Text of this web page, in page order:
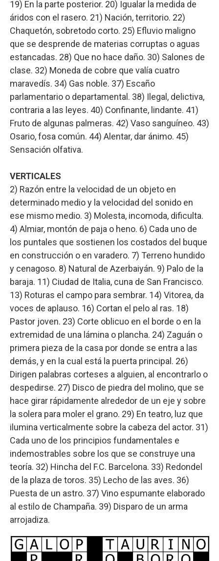
19) En la parte posterior. 20) Igualar la medida de
áridos con el rasero. 21) Nación, territorio. 22)
Chaquetón, sobretodo corto. 25) Efluvio maligno
que se desprende de materias corruptas o aguas
estancadas. 28) Que no hace daño. 30) Salones de
clase. 32) Moneda de cobre que valía cuatro
maravedís. 34) Gas noble. 37) Escaño
parlamentario o departamental. 38) Ilegal, delictiva,
contraria a las leyes. 40) Confinante, lindante. 41)
Fruto de algunas palmeras. 42) Vaso sanguíneo. 43)
Osario, fosa común. 44) Alentar, dar ánimo. 45)
Sensación olfativa.
VERTICALES
2) Razón entre la velocidad de un objeto en
determinado medio y la velocidad del sonido en
ese mismo medio. 3) Molesta, incomoda, dificulta.
4) Almiar, montón de paja o heno. 6) Cada uno de
los puntales que sostienen los costados del buque
en construcción o en varadero. 7) Terreno hundido
y cenagoso. 8) Natural de Azerbaiyán. 9) Palo de la
baraja. 11) Ciudad de Italia, cuna de San Francisco.
13) Roturas el campo para sembrar. 14) Vitorea, da
voces de aplauso. 16) Cortan el pelo al ras. 18)
Pastor joven. 23) Corte oblicuo en el borde o en la
extremidad de una lámina o plancha. 24) Zaguán o
primera pieza de la casa por donde se entra a las
demás, y en la cual está la puerta principal. 26)
Dirigen palabras corteses a alguien, al encontrarlo o
despedirse. 27) Disco de piedra del molino, que se
hace girar rápidamente alrededor de un eje y sobre
la solera para moler el grano. 29) En teatro, luz que
ilumina verticalmente sobre la cabeza del actor. 31)
Cada uno de los principios fundamentales e
indemostrables sobre los que se construye una
teoría. 32) Hincha del F.C. Barcelona. 33) Redondel
de la plaza de toros. 35) Lecho de las aves. 36)
Puesta de un astro. 37) Vino espumante elaborado
al estilo de Champaña. 39) Disparo de un arma
arrojadiza.